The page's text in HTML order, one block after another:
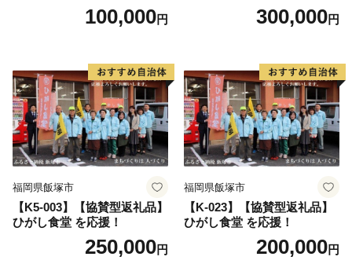
100,000円 300,000円
福岡県飯塚市
【K5-003】【協賛型返礼品】
ひがし食堂 を応援！
250,000円
福岡県飯塚市
【K-023】【協賛型返礼品】
ひがし食堂 を応援！
200,000円